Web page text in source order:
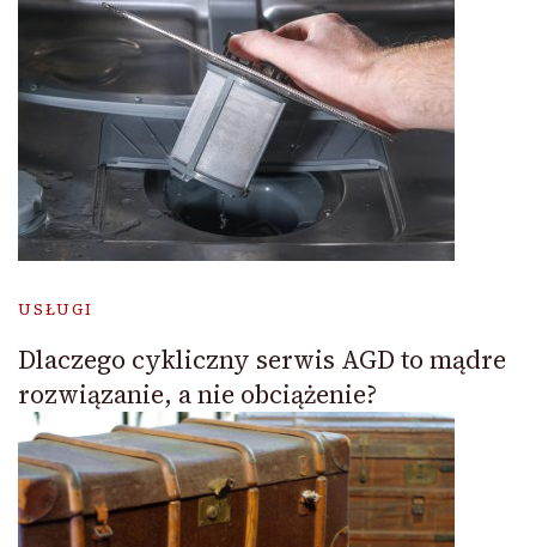
USŁUGI
Dlaczego cykliczny serwis AGD to mądre
rozwiązanie, a nie obciążenie?